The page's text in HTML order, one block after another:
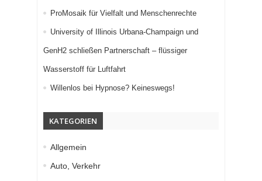
ProMosaik für Vielfalt und Menschenrechte
University of Illinois Urbana-Champaign und
GenH2 schließen Partnerschaft – flüssiger
Wasserstoff für Luftfahrt
Willenlos bei Hypnose? Keineswegs!
KATEGORIEN
Allgemein
Auto, Verkehr